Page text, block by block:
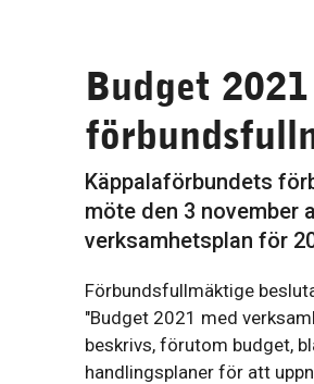
Budget
Käppalaförbundets
möte den 3 november
verksamhetsplan för
Förbundsfullmäktige
"Budget 2021 med
beskrivs, förutom budget,
handlingsplaner för att